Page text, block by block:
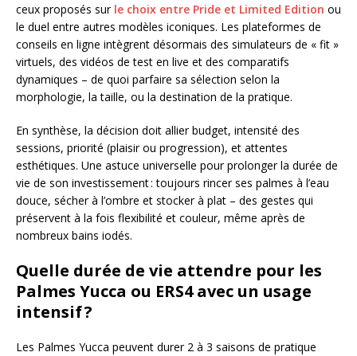
ceux proposés sur le choix entre Pride et Limited Edition ou
le duel entre autres modèles iconiques. Les plateformes de
conseils en ligne intègrent désormais des simulateurs de « fit »
virtuels, des vidéos de test en live et des comparatifs
dynamiques – de quoi parfaire sa sélection selon la
morphologie, la taille, ou la destination de la pratique.
En synthèse, la décision doit allier budget, intensité des
sessions, priorité (plaisir ou progression), et attentes
esthétiques. Une astuce universelle pour prolonger la durée de
vie de son investissement : toujours rincer ses palmes à l’eau
douce, sécher à l’ombre et stocker à plat – des gestes qui
préservent à la fois flexibilité et couleur, même après de
nombreux bains iodés.
Quelle durée de vie attendre pour les
Palmes Yucca ou ERS4 avec un usage
intensif ?
Les Palmes Yucca peuvent durer 2 à 3 saisons de pratique